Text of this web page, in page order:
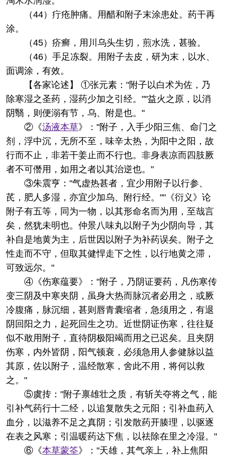
（44）疔疮肿痛。用醋和附子末涂患处。药干再
涂。
（45）疥癣，用川乌头生切，煎水洗，甚验。
（46）手足冻裂。用附子去皮，研为末，以水、
面调涂，有效。
【各家论述】 ①张元素："附子以白术为佐，乃
除寒湿之圣药，湿药少加之引经。""益火之原，以消
阴翳，则便溺有节，乌、附是也。"
②《汤液本草》："附子，入手少阳三焦、命门之
剂，浮中沉，无所不至，味辛太热，为阳中之阳，故
行而不止，非若干姜止而不行也。非身表凉而四肢厥
者不可僭用，如用之者以其治逆也。"
③朱震亨："气虚热甚者，宜少用附子以行参、
芪，肥人多湿，亦宜少加乌、附行经。""《衍义》论
附子有五等，同为一物，以其形命名而为用，至哉言
矣，然犹未明也。仲景八味丸以附子为少阴向导，其
补自是地黄为主，后世因以附子为补药误矣。附子之
性走而不守，但取其健悍走下之性，以行地黄之滞，
可致远尔。"
④《伤寒蕴要》："附子，乃阴证要药，凡伤寒传
变三阴及中寒夹阴，虽身大热而脉沉者必用之，或厥
冷腹痛，脉沉细，甚则唇青囊缩者，急须用之，有退
阴回阳之力，起死回生之功。近世阴证伤寒，往往疑
似不敢用附子，直待阴极阳竭而用之已迟矣。且夹阴
伤寒，内外皆阴，阳气顿衰，必须急用人参健脉以益
其原，佐以附子，温经散寒，舍此不用，将何以救
之。"
⑤虞抟："附子禀雄壮之质，有斩关夺将之气，能
引补气药行十二经，以追复散失之元阳；引补血药入
血分，以滋养不足之真阴；引发散药开腠理，以驱逐
在表之风寒；引温暖药达下焦，以祛除在里之冷湿。"
⑥《本草蒙筌》："天雄，其气亲上，补上焦阳